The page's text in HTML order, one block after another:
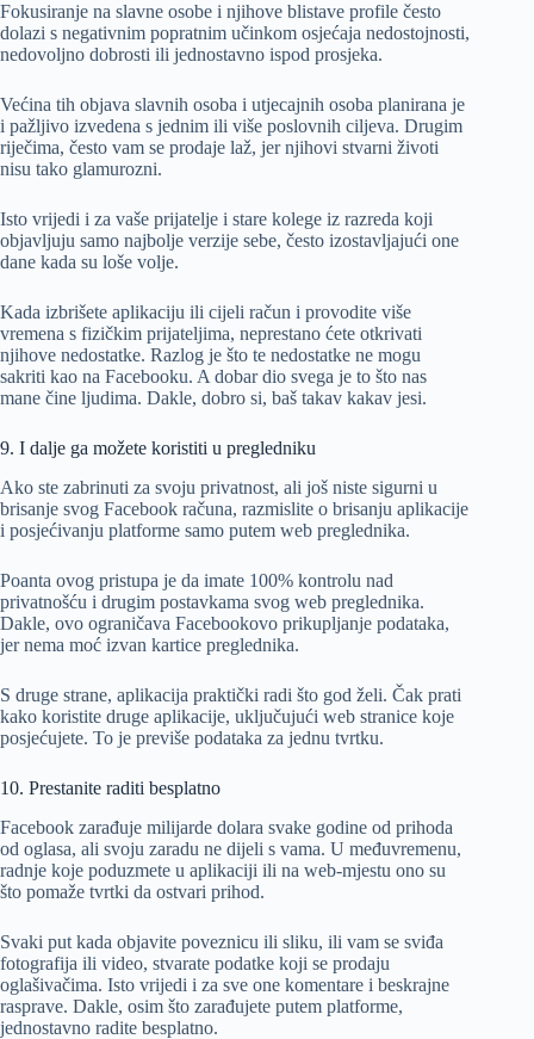
Fokusiranje na slavne osobe i njihove blistave profile često
dolazi s negativnim popratnim učinkom osjećaja nedostojnosti,
nedovoljno dobrosti ili jednostavno ispod prosjeka.
Većina tih objava slavnih osoba i utjecajnih osoba planirana je
i pažljivo izvedena s jednim ili više poslovnih ciljeva. Drugim
riječima, često vam se prodaje laž, jer njihovi stvarni životi
nisu tako glamurozni.
Isto vrijedi i za vaše prijatelje i stare kolege iz razreda koji
objavljuju samo najbolje verzije sebe, često izostavljajući one
dane kada su loše volje.
Kada izbrišete aplikaciju ili cijeli račun i provodite više
vremena s fizičkim prijateljima, neprestano ćete otkrivati ​​
njihove nedostatke. Razlog je što te nedostatke ne mogu
sakriti kao na Facebooku. A dobar dio svega je to što nas
mane čine ljudima. Dakle, dobro si, baš takav kakav jesi.
9. I dalje ga možete koristiti u pregledniku
Ako ste zabrinuti za svoju privatnost, ali još niste sigurni u
brisanje svog Facebook računa, razmislite o brisanju aplikacije
i posjećivanju platforme samo putem web preglednika.
Poanta ovog pristupa je da imate 100% kontrolu nad
privatnošću i drugim postavkama svog web preglednika.
Dakle, ovo ograničava Facebookovo prikupljanje podataka,
jer nema moć izvan kartice preglednika.
S druge strane, aplikacija praktički radi što god želi. Čak prati
kako koristite druge aplikacije, uključujući web stranice koje
posjećujete. To je previše podataka za jednu tvrtku.
10. Prestanite raditi besplatno
Facebook zarađuje milijarde dolara svake godine od prihoda
od oglasa, ali svoju zaradu ne dijeli s vama. U međuvremenu,
radnje koje poduzmete u aplikaciji ili na web-mjestu ono su
što pomaže tvrtki da ostvari prihod.
Svaki put kada objavite poveznicu ili sliku, ili vam se sviđa
fotografija ili video, stvarate podatke koji se prodaju
oglašivačima. Isto vrijedi i za sve one komentare i beskrajne
rasprave. Dakle, osim što zarađujete putem platforme,
jednostavno radite besplatno.